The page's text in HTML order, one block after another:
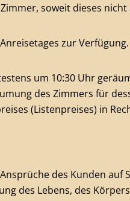
soweit dieses
zur
um 10:30 Uhr
des Zimmers für
(Listenpreises) in
des Kunden auf
des Lebens, des